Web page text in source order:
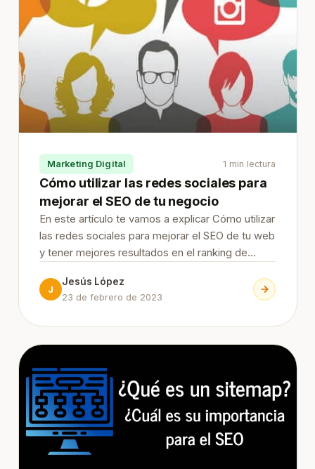
Marketing Digital 1 min lectura
Cómo utilizar las redes sociales para
mejorar el SEO de tu negocio
En este artículo te vamos a explicar Cómo utilizar
las redes sociales para mejorar el SEO de tu web
y tener mejores resultados en el ranking de
importantes para el SEO? Las redes sociales son
una parte importan
J
Jesús López
23 de febrero de 2023